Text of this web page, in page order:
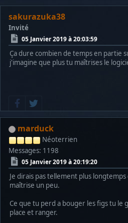
sakurazuka38
Invité
05 Janvier 2019 à 20:03:59
Ça dure combien de temps en partie
j'imagine que plus tu maîtrises le
marduck
Néoterrien
Messages: 1198
05 Janvier 2019 à 20:19:20
Je dirais pas tellement plus
maîtrise un peu.
Ce que tu perd a bouger les figs tu le
place et ranger.